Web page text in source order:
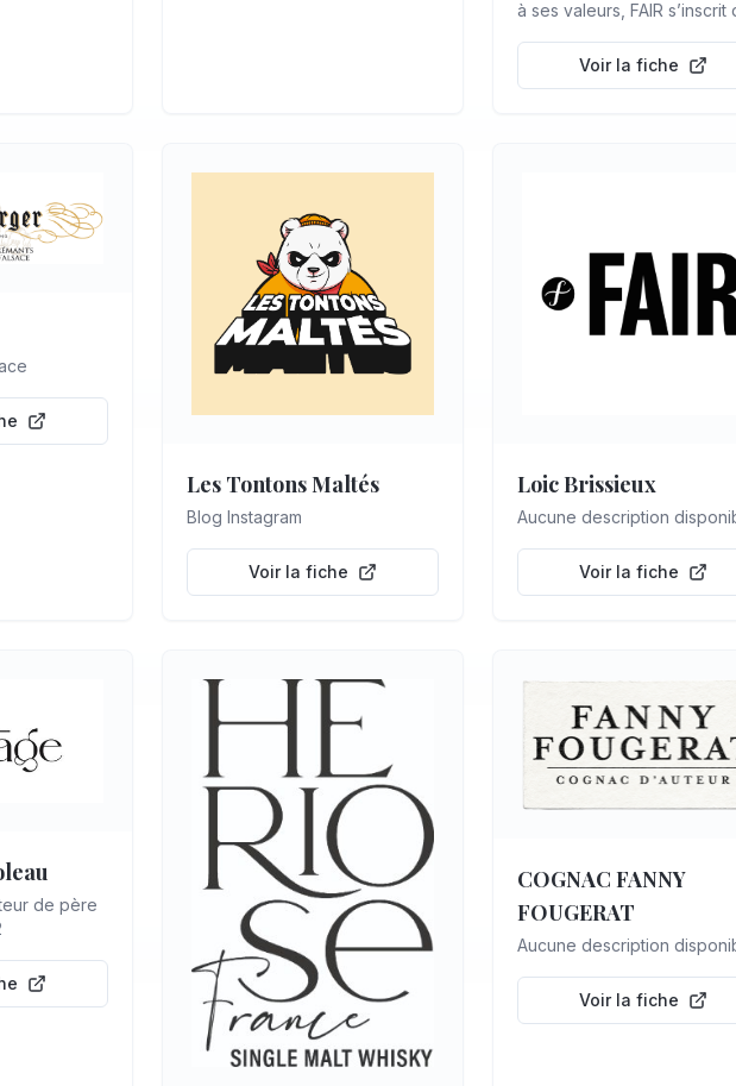
à ses valeurs, FAIR s’inscrit
et de partage équitable. L’e...
Voir la fiche
Les Tontons Maltés
Blog Instagram
Voir la fiche
Loic Brissieux
Aucune description
Voir la fiche
de père
COGNAC FANNY
FOUGERAT
Aucune description
Voir la fiche